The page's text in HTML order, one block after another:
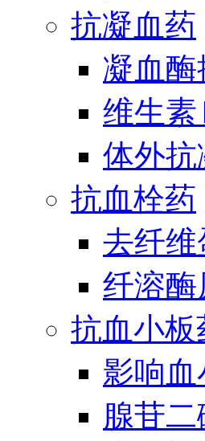
抗凝血药
凝血
维生
体外
抗血栓药
去纤
纤溶
抗血小板
影响
腺苷